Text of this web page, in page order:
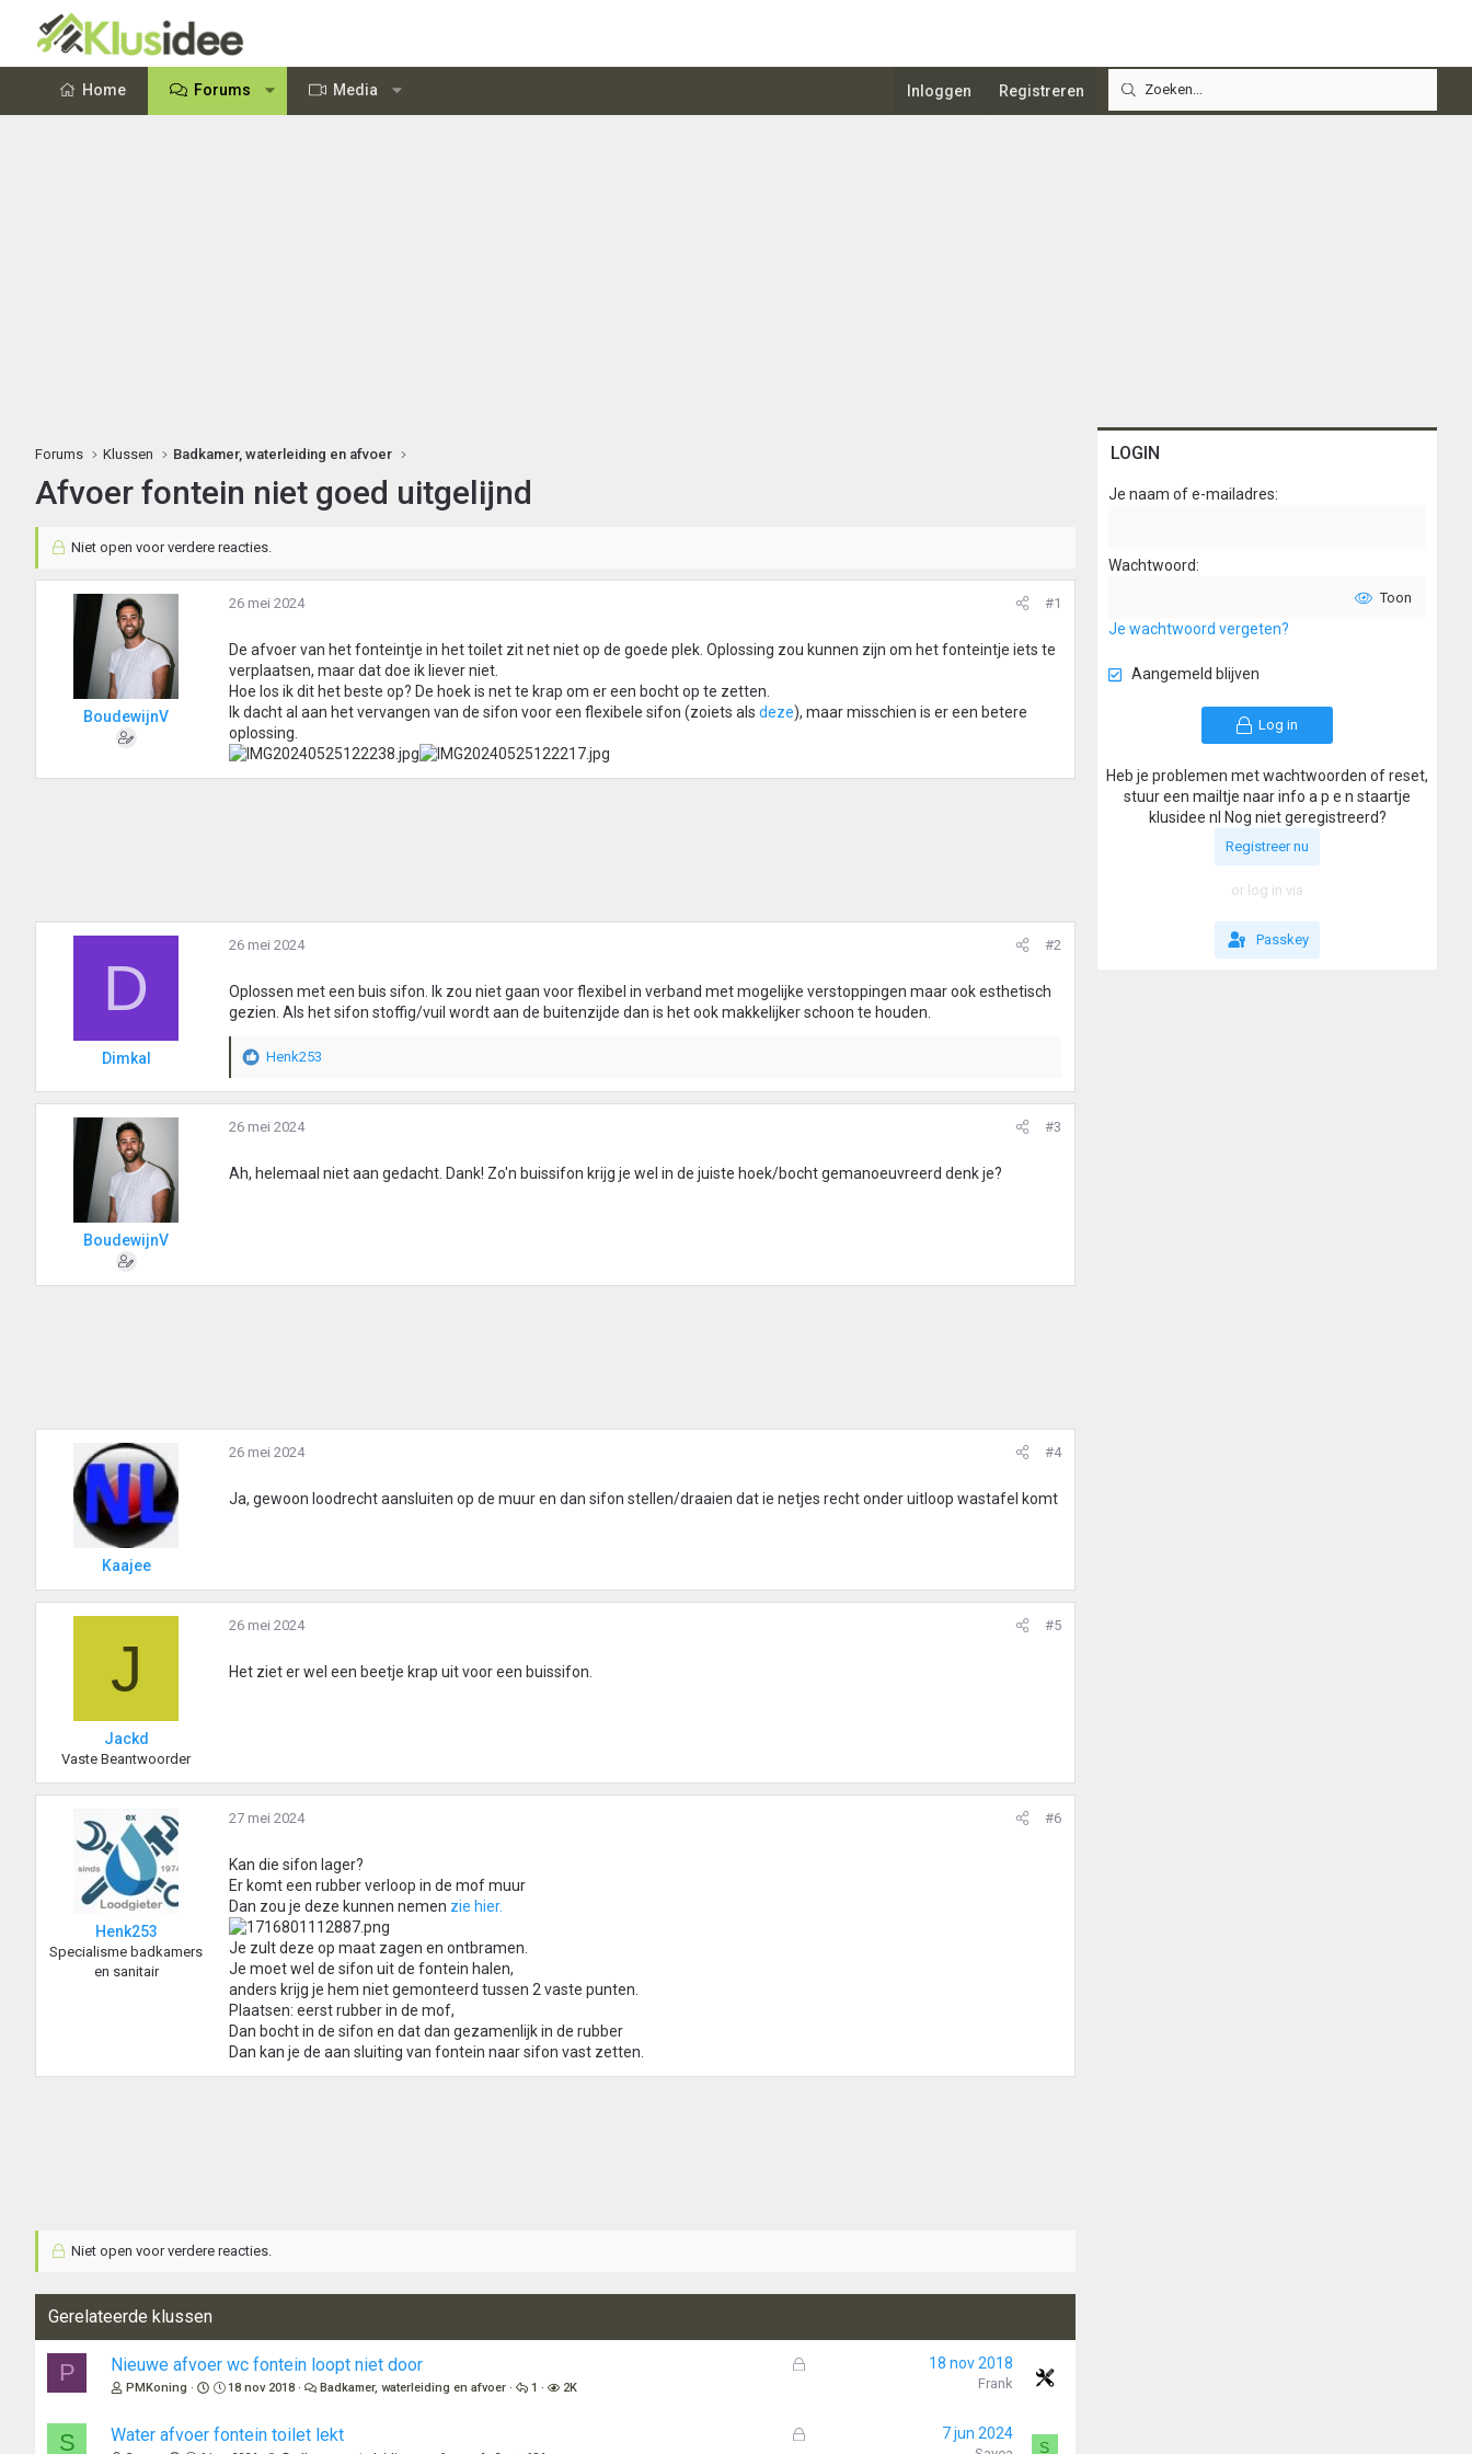
Home Forums Media Inloggen Registreren
Forums Klussen Badkamer, waterleiding en afvoer
Afvoer fontein niet goed uitgelijnd
Niet open voor verdere reacties.
BoudewijnV
26 mei 2024 #1
De afvoer van het fonteintje in het toilet zit net niet op de goede plek. Oplossing zou kunnen zijn om het fonteintje iets te
verplaatsen, maar dat doe ik liever niet.
Hoe los ik dit het beste op? De hoek is net te krap om er een bocht op te zetten.
Ik dacht al aan het vervangen van de sifon voor een flexibele sifon (zoiets als deze), maar misschien is er een betere
oplossing.
D
Dimkal
26 mei 2024 #2
Oplossen met een buis sifon. Ik zou niet gaan voor flexibel in verband met mogelijke verstoppingen maar ook esthetisch
gezien. Als het sifon stoffig/vuil wordt aan de buitenzijde dan is het ook makkelijker schoon te houden.
W
a
r
e
r
n
Henk253
BoudewijnV
26 mei 2024 #3
Ah, helemaal niet aan gedacht. Dank! Zo'n buissifon krijg je wel in de juiste hoek/bocht gemanoeuvreerd denk je?
Kaajee
26 mei 2024 #4
Ja, gewoon loodrecht aansluiten op de muur en dan sifon stellen/draaien dat ie netjes recht onder uitloop wastafel komt
J
Jackd
Vaste Beantwoorder
26 mei 2024 #5
Het ziet er wel een beetje krap uit voor een buissifon.
Henk253
Specialisme badkamers
en sanitair
27 mei 2024 #6
Kan die sifon lager?
Er komt een rubber verloop in de mof muur
Dan zou je deze kunnen nemen zie hier.
Je zult deze op maat zagen en ontbramen.
Je moet wel de sifon uit de fontein halen,
anders krijg je hem niet gemonteerd tussen 2 vaste punten.
Plaatsen: eerst rubber in de mof,
Dan bocht in de sifon en dat dan gezamenlijk in de rubber
Dan kan je de aan sluiting van fontein naar sifon vast zetten.
Niet open voor verdere reacties.
Gerelateerde klussen
P
G
o
Nieuwe afvoer wc fontein loopt niet door
PMKoning 18 nov 2018 Badkamer, waterleiding en afvoer 1 2K
18 nov 2018
Frank
S
G
Water afvoer fontein toilet lekt 7 jun 2024
S
LOGIN
Je naam of e-mailadres
Wachtwoord
Toon
Je wachtwoord vergeten?
Aangemeld blijven
Log in
Heb je problemen met wachtwoorden of reset,
stuur een mailtje naar info a p e n staartje
klusidee nl Nog niet geregistreerd?
Registreer nu
or log in via
Passkey